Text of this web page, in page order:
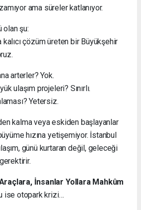
ama süreler katlanıyor.
olan şu:
kalıcı çözüm üreten bir Büyükşehir
arterler? Yok.
ulaşım projeleri? Sınırlı.
Yetersiz.
kalma veya eskiden başlayanlar
hızına yetişemiyor. İstanbul
günü kurtaran değil, geleceği
İnsanlar Yollara Mahkûm
ise otopark krizi…